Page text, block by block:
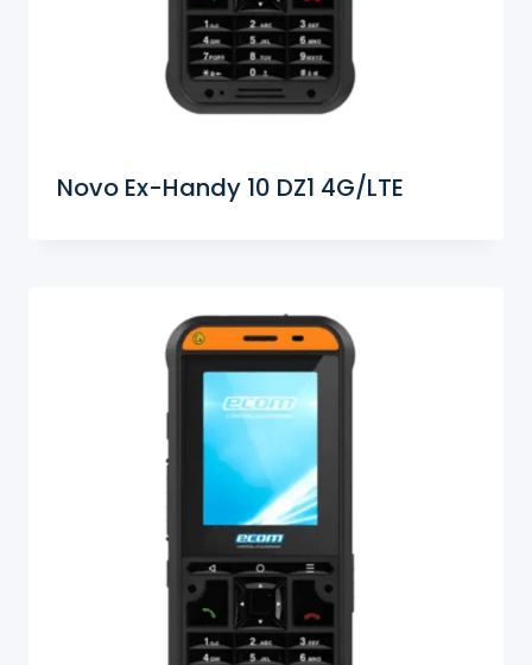
Novo Ex-Handy 10 DZ1 4G/LTE